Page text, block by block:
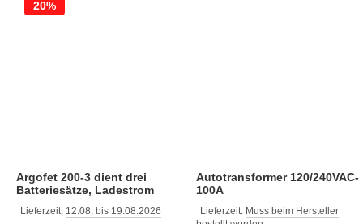
Argofet 200-3 dient drei
Batteriesätze, Ladestrom
Lieferzeit: 12.08. bis 19.08.2026
20%
Autotransformer 120/240VAC-
100A
Lieferzeit: Muss beim Hersteller